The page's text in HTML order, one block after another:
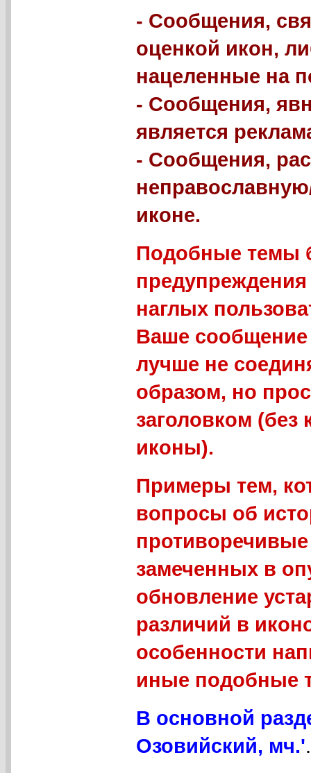
- Сообщения,
оценкой икон,
нацеленные на
- Сообщения,
является
- Сообщения,
иконе.
Подобные темы
наглых
Ваше
лучше не
образом, но
заголовком (без
иконы).
Примеры тем,
вопросы об
замеченных в
обновление
различий в
особенности
иные подобные
В основной
Озовийский, мч.'.